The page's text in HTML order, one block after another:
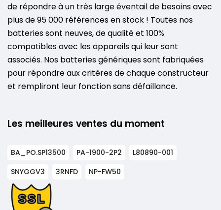
de répondre à un très large éventail de besoins avec
plus de 95 000 références en stock ! Toutes nos
batteries sont neuves, de qualité et 100%
compatibles avec les appareils qui leur sont
associés. Nos batteries génériques sont fabriquées
pour répondre aux critères de chaque constructeur
et rempliront leur fonction sans défaillance.
Les meilleures ventes du moment
BA_PO.SP13500 PA-1900-2P2
L80890-001
SNYGGV3
3RNFD NP-FW50